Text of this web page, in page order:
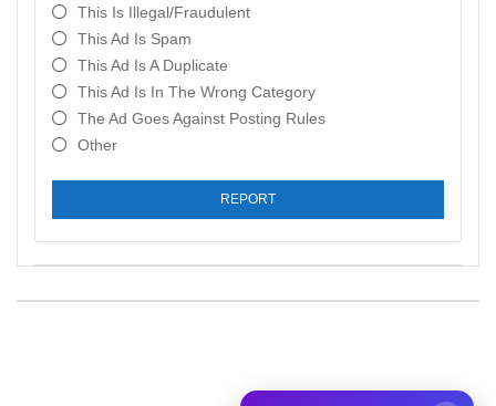
This Is Illegal/fraudulent
This Ad Is Spam
This Ad Is A Duplicate
This Ad Is In The Wrong Category
The Ad Goes Against Posting Rules
Other
REPORT